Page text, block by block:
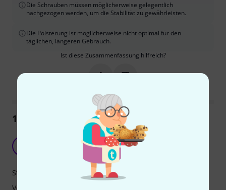
Die Schrauben müssen möglicherweise gelegentlich
nachgezogen werden, um die Stabilität zu gewährleisten.
Die Polsterung ist möglicherweise nicht optimal für den
täglichen, längeren Gebrauch.
Ist diese Zusammenfassung hilfreich?
Markieren Sie diese
Markieren Sie diese
163
Beine mit verschiedenen Längen
HaveACookie 25.02.2021
Stabilität
Verarbeitung